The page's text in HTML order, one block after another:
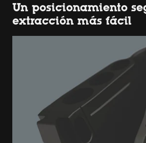
Un posicionamiento
extracción más fácil